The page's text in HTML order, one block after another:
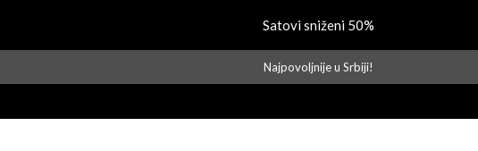
Satovi sniženi 50%
Najpovoljnije u Srbiji!